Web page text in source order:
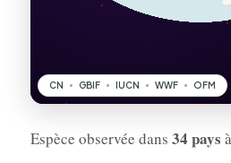
Espèce observée dans 34 pays